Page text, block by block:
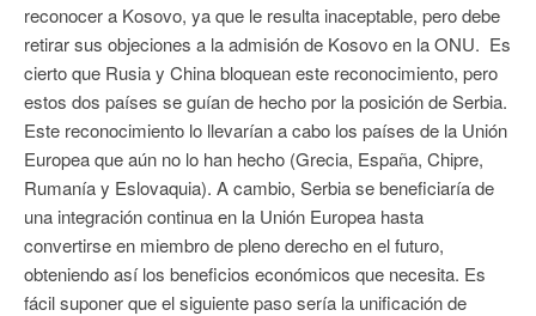
reconocer a Kosovo, ya que le resulta inaceptable, pero debe
retirar sus objeciones a la admisión de Kosovo en la ONU. Es
cierto que Rusia y China bloquean este reconocimiento, pero
estos dos países se guían de hecho por la posición de Serbia.
Este reconocimiento lo llevarían a cabo los países de la Unión
Europea que aún no lo han hecho (Grecia, España, Chipre,
Rumanía y Eslovaquia). A cambio, Serbia se beneficiaría de
una integración continua en la Unión Europea hasta
convertirse en miembro de pleno derecho en el futuro,
obteniendo así los beneficios económicos que necesita. Es
fácil suponer que el siguiente paso sería la unificación de